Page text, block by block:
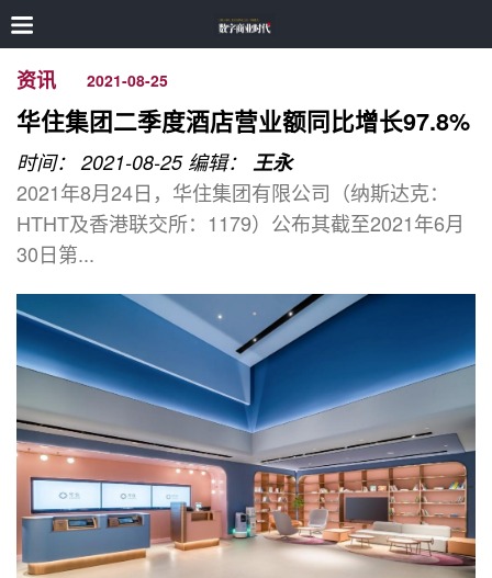
资讯 2021-08-25
华住集团二季度酒店营业额同比增长97.8%
时间： 2021-08-25 编辑： 王永
2021年8月24日，华住集团有限公司（纳斯达克：
HTHT及香港联交所：1179）公布其截至2021年6月
30日第...